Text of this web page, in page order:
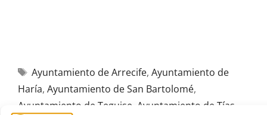
Ayuntamiento de Arrecife, Ayuntamiento de
Haría, Ayuntamiento de San Bartolomé,
Ayuntamiento de Teguise Ayuntamiento de Tías